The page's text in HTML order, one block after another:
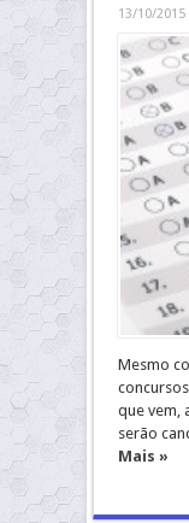
13/10/2015
Mesmo
que vem,
serão
Mais »